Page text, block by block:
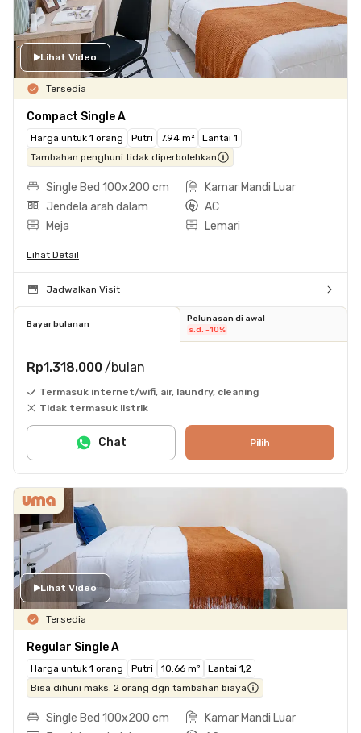
Lihat Video
Tersedia
Compact Single A
Harga untuk 1 orang Putri 7.94 m²
Lantai 1
Tambahan penghuni tidak diperbolehkan
Single Bed 100x200 cm
Kamar Mandi Luar
Jendela arah dalam
AC
Meja
Lemari
Lihat Detail
Jadwalkan Visit
Bayar bulanan
Pelunasan di awal
s.d. -10%
Rp1.318.000 /bulan
Termasuk internet/wifi, air, laundry, cleaning
Tidak termasuk listrik
Pilih
Chat
Lihat Video
Tersedia
Regular Single A
Harga untuk 1 orang Putri 10.66 m²
Lantai 1,2
Bisa dihuni maks. 2 orang dgn tambahan biaya
Single Bed 100x200 cm
Kamar Mandi Luar